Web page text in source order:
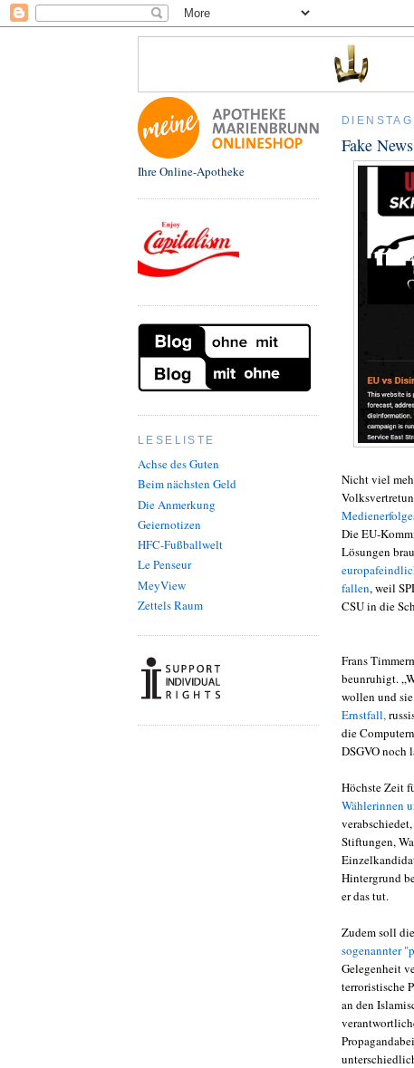
Ihre Online-Apotheke
LESELISTE
Achse des Guten
Beim nächsten Geld
Die Anmerkung
Geiernotizen
HFC-Fußballwelt
Le Penseur
MeyView
Zettels Raum
Fake
Nicht viel
Die EU-
Lösungen
fallen, weil
CSU in die
Frans
beunruhigt.
wollen und
Ernstfall,
die
DSGVO noch
Höchste Zeit
Wählerinnen
Stiftungen,
Hintergrund
er das tut.
Zudem soll
sogenannter
Gelegenheit
terroristische
an den